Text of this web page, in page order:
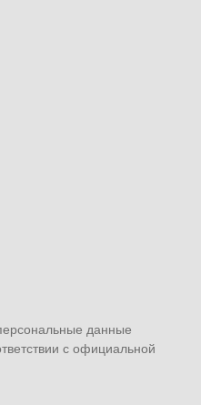
данные
с официальной